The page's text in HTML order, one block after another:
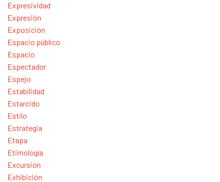
Expresividad
Expresión
Exposición
Espacio público
Espacio
Espectador
Espejo
Estabilidad
Estarcido
Estilo
Estrategia
Etapa
Etimología
Excursión
Exhibición